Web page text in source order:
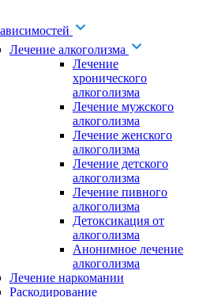
Лечение алкоголизма
Лечение
хронического
алкоголизма
Лечение мужского
алкоголизма
Лечение женского
алкоголизма
Лечение детского
алкоголизма
Лечение пивного
алкоголизма
Детоксикация от
алкоголизма
Анонимное лечение
алкоголизма
Лечение наркомании
Раскодирование